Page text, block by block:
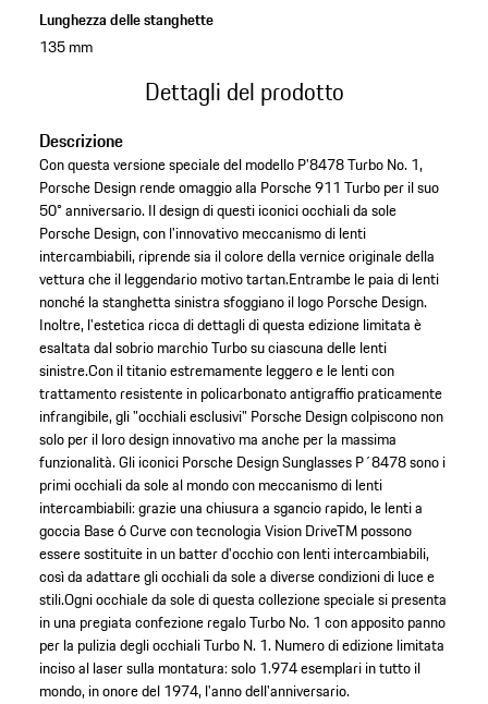
Lunghezza delle stanghette
135 mm
Dettagli del prodotto
Descrizione
Con questa versione speciale del modello P'8478 Turbo No. 1,
Porsche Design rende omaggio alla Porsche 911 Turbo per il suo
50° anniversario. Il design di questi iconici occhiali da sole
Porsche Design, con l'innovativo meccanismo di lenti
intercambiabili, riprende sia il colore della vernice originale della
vettura che il leggendario motivo tartan.Entrambe le paia di lenti
nonché la stanghetta sinistra sfoggiano il logo Porsche Design.
Inoltre, l'estetica ricca di dettagli di questa edizione limitata è
esaltata dal sobrio marchio Turbo su ciascuna delle lenti
sinistre.Con il titanio estremamente leggero e le lenti con
trattamento resistente in policarbonato antigraffio praticamente
infrangibile, gli "occhiali esclusivi" Porsche Design colpiscono non
solo per il loro design innovativo ma anche per la massima
funzionalità. Gli iconici Porsche Design Sunglasses P´8478 sono i
primi occhiali da sole al mondo con meccanismo di lenti
intercambiabili: grazie una chiusura a sgancio rapido, le lenti a
goccia Base 6 Curve con tecnologia Vision DriveTM possono
essere sostituite in un batter d'occhio con lenti intercambiabili,
così da adattare gli occhiali da sole a diverse condizioni di luce e
stili.Ogni occhiale da sole di questa collezione speciale si presenta
in una pregiata confezione regalo Turbo No. 1 con apposito panno
per la pulizia degli occhiali Turbo N. 1. Numero di edizione limitata
inciso al laser sulla montatura: solo 1.974 esemplari in tutto il
mondo, in onore del 1974, l'anno dell'anniversario.